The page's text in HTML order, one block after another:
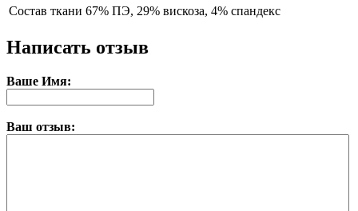
Состав ткани 67% ПЭ, 29% вискоза, 4% спандекс
Написать отзыв
Ваше Имя:
Ваш отзыв: